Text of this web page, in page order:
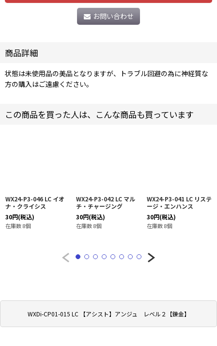
WXDi-CP01-015 LC 【アシスト】アンジュ レベル２【錬金】
お問い合わせ
商品詳細
状態は未使用品の美品となりますが、トラブル回避の為に神経質な
方の購入はご遠慮ください。
この商品を買った人は、こんな商品も買っています
WX24-P3-046 LC イオ
ナ・クライシス
30円(税込)
在庫数 8個
WX24-P3-042 LC マル
チ・チャージング
30円(税込)
在庫数 8個
WX24-P3-041 LC リステ
ージ・エンハンス
30円(税込)
在庫数 8個